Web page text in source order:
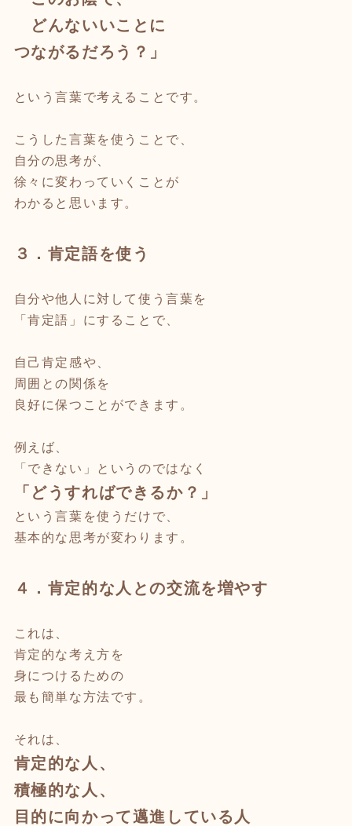
どんないいことに
つながるだろう？」
という言葉で考えることです。
こうした言葉を使うことで、
自分の思考が、
徐々に変わっていくことが
わかると思います。
３．肯定語を使う
自分や他人に対して使う言葉を
「肯定語」にすることで、
自己肯定感や、
周囲との関係を
良好に保つことができます。
例えば、
「できない」というのではなく
「どうすればできるか？」
という言葉を使うだけで、
基本的な思考が変わります。
４．肯定的な人との交流を増やす
これは、
肯定的な考え方を
身につけるための
最も簡単な方法です。
それは、
肯定的な人、
積極的な人、
目的に向かって邁進している人